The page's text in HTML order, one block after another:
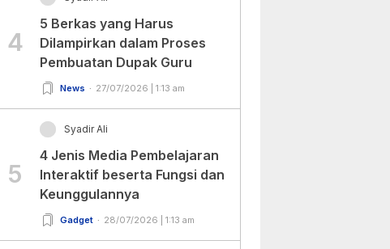
4
5 Berkas yang Harus
Dilampirkan dalam Proses
Pembuatan Dupak Guru
News 27/07/2026 | 1:13 am
5
Syadir Ali
4 Jenis Media Pembelajaran
Interaktif beserta Fungsi dan
Keunggulannya
Gadget 28/07/2026 | 1:13 am